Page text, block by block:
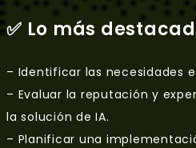
✅ Lo más
– Identificar las necesidades
– Evaluar la reputación y
la solución de IA.
– Planificar una